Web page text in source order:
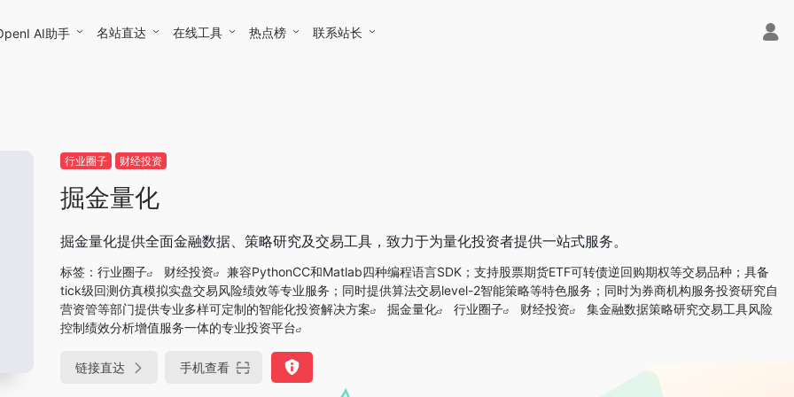
AI助手 名站直达 在线工具 热点榜 联系站长
行业圈子 财经投资
掘金量化
掘金量化提供全面金融数据、策略研究及交易工具，致力于为量化投资者提供一站式服务。
标签： 行业圈子 财经投资
兼容PythonCC和Matlab四种编程语言SDK；支持股票期货ETF可转债逆回购期权等交易品种；具备
tick级回测仿真模拟实盘交易风险绩效等专业服务；同时提供算法交易level-2智能策略等特色服务；同时为券商机构服务投资研究自
营资管等部门提供专业多样可定制的智能化投资解决方案
掘金量化 行业圈子 财经投资
集金融数据策略研究交易工具风险
控制绩效分析增值服务一体的专业投资平台
链接直达 手机查看